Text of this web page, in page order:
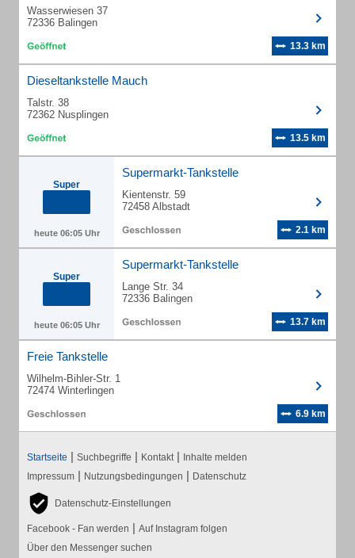
Wasserwiesen 37
72336 Balingen
13.3 km
Dieseltankstelle Mauch
Talstr. 38
72362 Nusplingen
13.5 km
Super
heute 06:05 Uhr
Supermarkt-Tankstelle
Kientenstr. 59
72458 Albstadt
2.1 km
Super
heute 06:05 Uhr
Supermarkt-Tankstelle
Lange Str. 34
72336 Balingen
13.7 km
Freie Tankstelle
Wilhelm-Bihler-Str. 1
72474 Winterlingen
6.9 km
Startseite | Suchbegriffe | Kontakt | Inhalte melden
Impressum | Nutzungsbedingungen | Datenschutz
Datenschutz-Einstellungen
Facebook - Fan werden | Auf Instagram folgen
Über den Messenger suchen